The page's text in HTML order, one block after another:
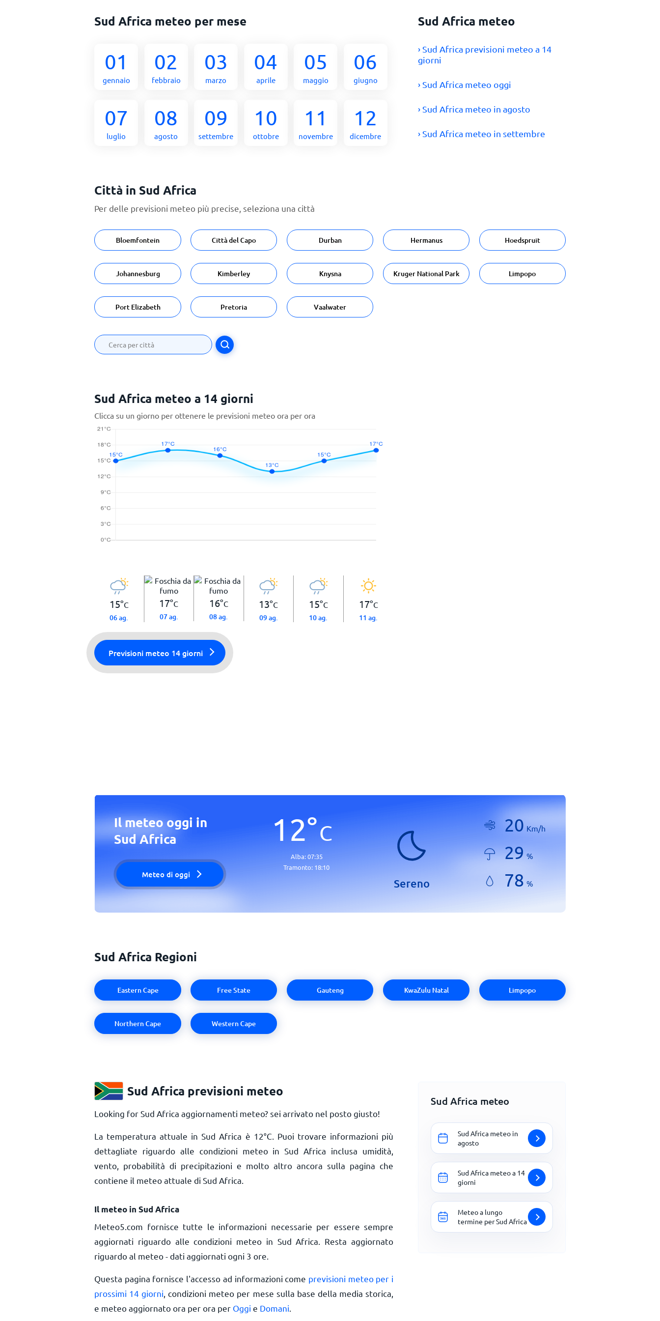
Sud Africa meteo per mese
01
gennaio
02
febbraio
03
marzo
04
aprile
05
maggio
06
giugno
07
luglio
08
agosto
09
settembre
10
ottobre
11
novembre
12
dicembre
Sud Africa meteo
› Sud Africa previsioni meteo a 14
giorni
› Sud Africa meteo oggi
› Sud Africa meteo in agosto
› Sud Africa meteo in settembre
Città in Sud Africa
Per delle previsioni meteo più precise, seleziona una città
Bloemfontein Città del Capo Durban Hermanus Hoedspruit
Johannesburg Kimberley Knysna Kruger National Park Limpopo
Port Elizabeth Pretoria Vaalwater
Sud Africa meteo a 14 giorni
Clicca su un giorno per ottenere le previsioni meteo ora per ora
15°C
06 ag.
17°C
07 ag.
16°C
08 ag.
13°C
09 ag.
15°C
10 ag.
17°C
11 ag.
Previsioni meteo 14 giorni
Il meteo oggi in
Sud Africa
Meteo di oggi
12°C
Alba:07:35
Tramonto: 18:10
Sereno
20 Km/h
29 %
78 %
Sud Africa Regioni
Eastern Cape Free State Gauteng KwaZulu Natal Limpopo
Northern Cape Western Cape
Sud Africa previsioni meteo
Looking for Sud Africa aggiornamenti meteo? sei arrivato nel posto giusto!
La temperatura attuale in Sud Africa è 12°C . Puoi trovare informazioni più
dettagliate riguardo alle condizioni meteo in Sud Africa inclusa umidità,
vento, probabilità di precipitazioni e molto altro ancora sulla pagina che
contiene il meteo attuale di Sud Africa.
Il meteo in Sud Africa
Meteo5.com fornisce tutte le informazioni necessarie per essere sempre
aggiornati riguardo alle condizioni meteo in Sud Africa. Resta aggiornato
riguardo al meteo - dati aggiornati ogni 3 ore.
Questa pagina fornisce l'accesso ad informazioni come previsioni meteo per i
prossimi 14 giorni , condizioni meteo per mese sulla base della media storica,
e meteo aggiornato ora per ora per Oggi e Domani
Sud Africa meteo
Sud Africa meteo in
agosto
Sud Africa meteo a 14
giorni
Meteo a lungo
termine per Sud Africa